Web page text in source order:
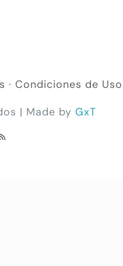
· Condiciones de Uso
| Made by GxT